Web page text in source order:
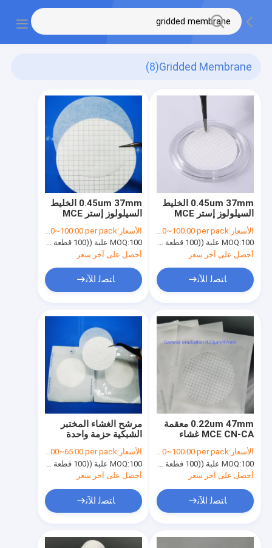
Gridded Membrane
(8)
0.45um 37mm الخليط
السيلولوز إستر MCE
شبكة المرشح الغشاء
العقيم لاختبار الحد
الميكروبي
الأسعار:USD65.00~100.00 per pack
MOQ:100 علبة ((100 قطعة لكل علبة)
أحصل على آخر سعر
ﺎﺘﺼﻟ ﺍﻶﻧ
0.45um 37mm الخليط
السيلولوز إستر MCE
شبكة المرشح الغشاء
العقيم لاختبار الحد
الميكروبي
الأسعار:USD65.00~100.00 per pack
MOQ:100 علبة ((100 قطعة لكل علبة)
أحصل على آخر سعر
ﺎﺘﺼﻟ ﺍﻶﻧ
مرشح الغشاء المختبر
الشبكية حزمة واحدة
معقمة للاختبار الحد
الميكروبي
الأسعار:USD25.00~65.00 per pack
MOQ:100 علبة ((100 قطعة لكل علبة)
أحصل على آخر سعر
ﺎﺘﺼﻟ ﺍﻶﻧ
0.22um 47mm معقمة
MCE CN-CA غشاء
مرشح ميكروبية للحد
الميكروبي اختبار فردية
معبأة
الأسعار:USD65.00~100.00 per pack
MOQ:100 علبة ((100 قطعة لكل علبة)
أحصل على آخر سعر
ﺎﺘﺼﻟ ﺍﻶﻧ